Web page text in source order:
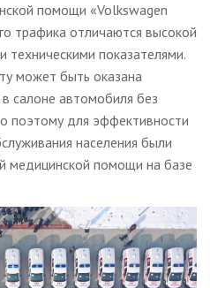
помощи «Volkswagen
трафика отличаются высокой
показателями.
может быть оказана
салоне автомобиля без
поэтому для эффективности
населения были
медицинской помощи на базе